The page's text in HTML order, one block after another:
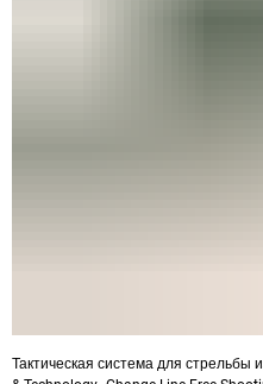
Тактическая система для стрельбы